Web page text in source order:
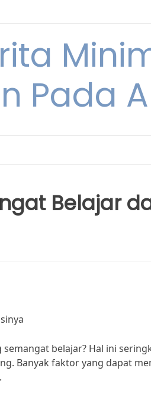
Pada
Belajar
belajar? Hal ini
Banyak faktor yang dapat